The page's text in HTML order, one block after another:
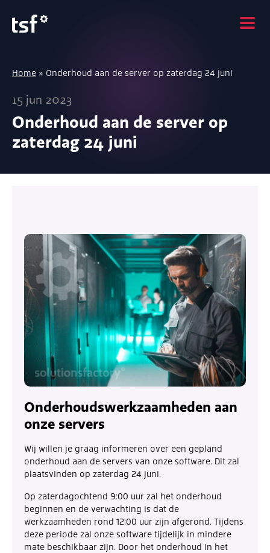
Home » Onderhoud aan de server op zaterdag 24 juni
15 jun 2023
Onderhoud aan de server op
zaterdag 24 juni
Onderhoudswerkzaamheden aan
onze servers
Wij willen je graag informeren over een gepland
onderhoud aan de servers van onze software. Dit zal
plaatsvinden op zaterdag 24 juni.
Op zaterdagochtend 9:00 uur zal het onderhoud
beginnen en de verwachting is dat de
werkzaamheden rond 12:00 uur zijn afgerond. Tijdens
deze periode zal onze software tijdelijk in mindere
mate beschikbaar zijn. Door het onderhoud in het